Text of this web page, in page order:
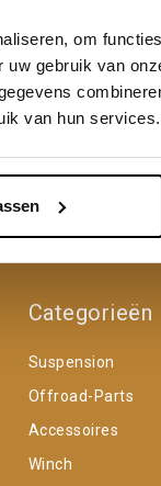
om
gebruik van
van hun services.
van
Categorieën
Suspension
Offroad-Parts
Accessoires
Winch